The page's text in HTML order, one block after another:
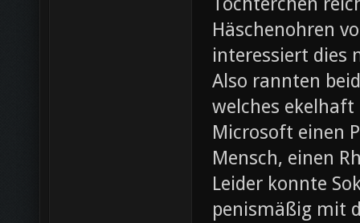
Häschenohren
interessiert dies
Also rannten
welches
Microsoft einen
Mensch, einen
Leider konnte
penismäßig mit